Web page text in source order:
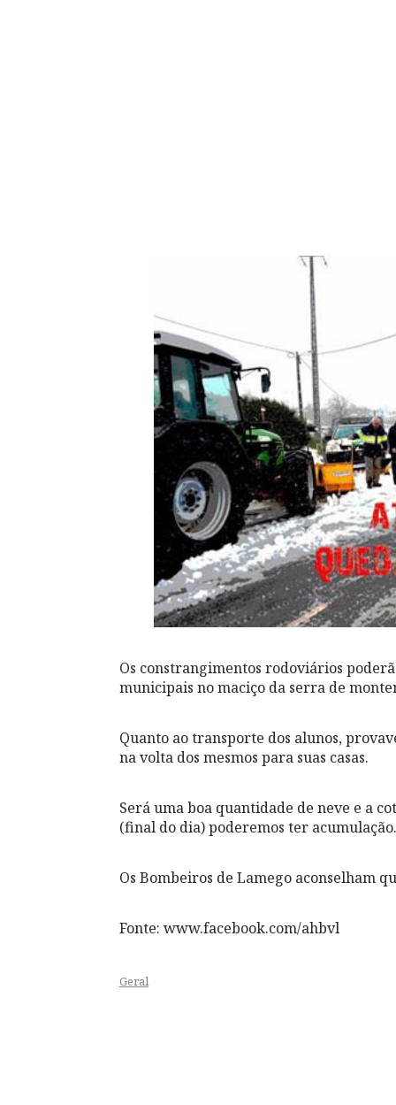
Os constrangimentos rodoviários
municipais no maciço da serra de
Quanto ao transporte dos alunos,
na volta dos mesmos para suas casas.
Será uma boa quantidade de neve e a
(final do dia) poderemos ter
Os Bombeiros de Lamego aconselham
Fonte: www.facebook.com/ahbvl
Geral